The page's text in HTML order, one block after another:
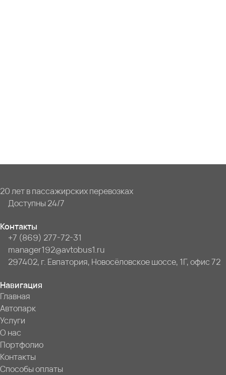
20 лет в пассажирских перевозках
Доступны 24/7
Контакты
+7 (869) 277-72-31
manager192@avtobus1.ru
297402, г. Евпатория, Новосёловское шоссе, 1Г, офис 72
Навигация
Главная
Автопарк
Услуги
О нас
Портфолио
Контакты
Способы оплаты